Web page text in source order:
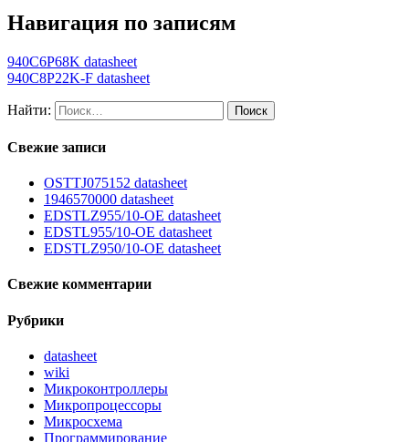
Навигация по записям
940C6P68K datasheet
940C8P22K-F datasheet
Найти:
Свежие записи
OSTTJ075152 datasheet
1946570000 datasheet
EDSTLZ955/10-OE datasheet
EDSTL955/10-OE datasheet
EDSTLZ950/10-OE datasheet
Свежие комментарии
Рубрики
datasheet
wiki
Микроконтроллеры
Микропроцессоры
Микросхема
Программирование